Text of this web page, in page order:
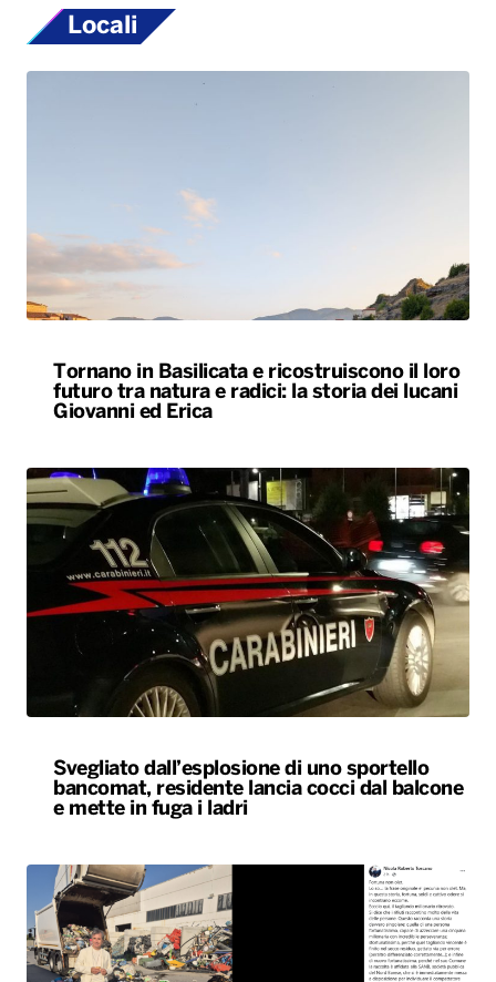
Locali
Tornano in Basilicata e ricostruiscono il loro
futuro tra natura e radici: la storia dei lucani
Giovanni ed Erica
Svegliato dall’esplosione di uno sportello
bancomat, residente lancia cocci dal balcone
e mette in fuga i ladri